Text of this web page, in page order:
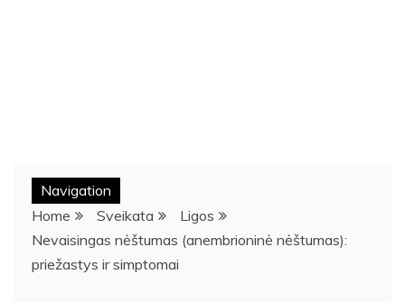
Navigation
Home
Sveikata
Ligos
Nevaisingas nėštumas (anembrioninė nėštumas):
priežastys ir simptomai